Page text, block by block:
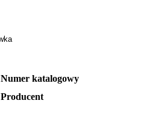
Numer katalogowy
Producent